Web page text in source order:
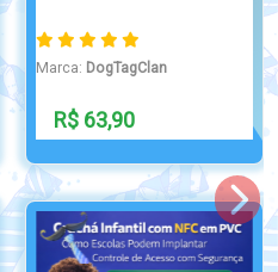
Marca: DogTagClan
R$ 32,90